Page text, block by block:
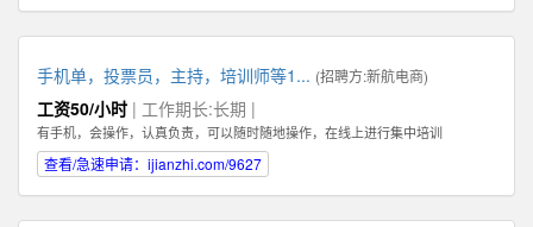
吃苦耐劳的精神，能够在压力下完成任务。 2、具有良好的沟通能力及客户服务
意识，可以与客户进行良好的沟通。 任职资格: 1、有强烈的责任心，以及具有
吃苦耐劳的精神，能够在压力下完成任务。 2、具有良好的沟通能力及客户服务
意识，可以与客户进行良好的沟通。
手机单，投票员，主持，培训师等1... (招聘方:新航电商)
工资50/小时 | 工作期长:长期 |
有手机，会操作，认真负责，可以随时随地操作，在线上进行集中培训
查看/急速申请：ijianzhi.com/9627